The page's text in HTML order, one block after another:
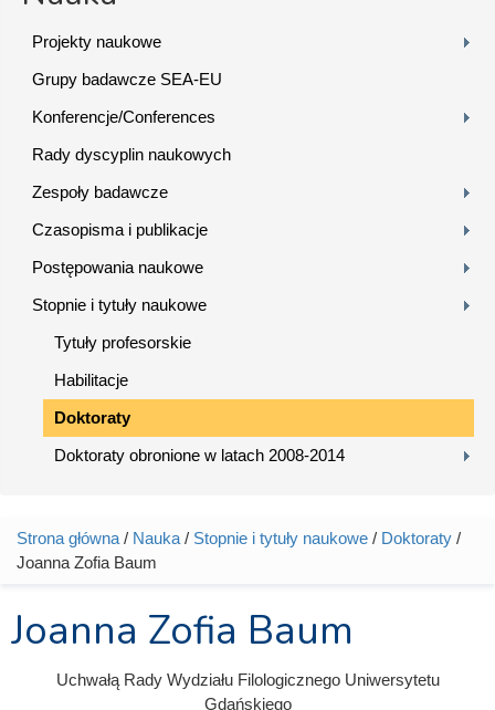
Projekty naukowe
Grupy badawcze SEA-EU
Konferencje/Conferences
Rady dyscyplin naukowych
Zespoły badawcze
Czasopisma i publikacje
Postępowania naukowe
Stopnie i tytuły naukowe
Tytuły profesorskie
Habilitacje
Doktoraty
Doktoraty obronione w latach 2008-2014
Jesteś tutaj
Strona główna / Nauka / Stopnie i tytuły naukowe / Doktoraty /
Joanna Zofia Baum
Joanna Zofia Baum
Uchwałą Rady Wydziału Filologicznego Uniwersytetu
Gdańskiego